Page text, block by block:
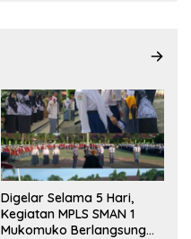
Digelar Selama 5 Hari,
Kegiatan MPLS SMAN 1
Mukomuko Berlangsung